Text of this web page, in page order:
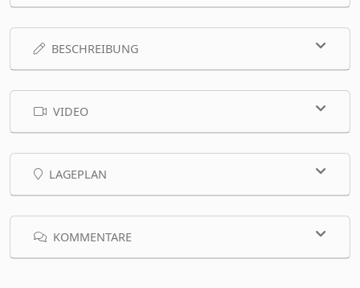
BESCHREIBUNG
VIDEO
LAGEPLAN
KOMMENTARE